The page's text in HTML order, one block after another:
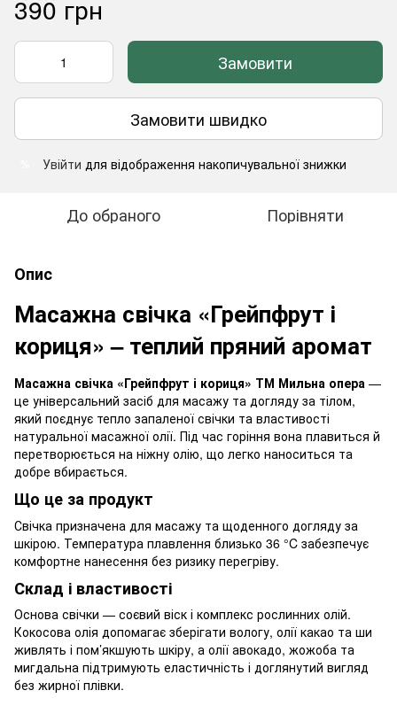
390 грн
Замовити
Замовити швидко
Увійти для відображення накопичувальної знижки
До обраного Порівняти
Опис
Масажна свічка «Грейпфрут і
кориця» – теплий пряний аромат
Масажна свічка «Грейпфрут і кориця» ТМ Мильна опера —
це універсальний засіб для масажу та догляду за тілом,
який поєднує тепло запаленої свічки та властивості
натуральної масажної олії. Під час горіння вона плавиться й
перетворюється на ніжну олію, що легко наноситься та
добре вбирається.
Що це за продукт
Свічка призначена для масажу та щоденного догляду за
шкірою. Температура плавлення близько 36 °C забезпечує
комфортне нанесення без ризику перегріву.
Склад і властивості
Основа свічки — соєвий віск і комплекс рослинних олій.
Кокосова олія допомагає зберігати вологу, олії какао та ши
живлять і пом’якшують шкіру, а олії авокадо, жожоба та
мигдальна підтримують еластичність і доглянутий вигляд
без жирної плівки.